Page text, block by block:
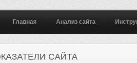
Главная Анализ сайта
САЙТА